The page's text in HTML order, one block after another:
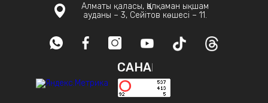
Алматы қаласы, Қалқаман ықшам
ауданы – 3, Сейітов көшесі – 11.
САНАҚ